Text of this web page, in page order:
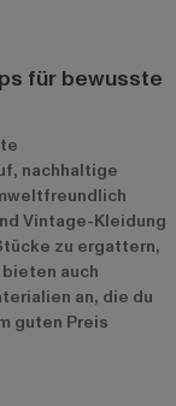
für bewusste
nachhaltige
Vintage-Kleidung
zu ergattern,
auch
an, die du
guten Preis